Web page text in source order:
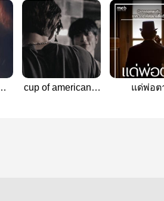
cup of americano`
แด่พ่อต